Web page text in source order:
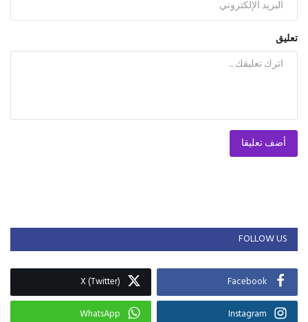
تعليق
أضف تعليقا
FOLLOW US
Facebook
X (Twitter)
Instagram
WhatsApp